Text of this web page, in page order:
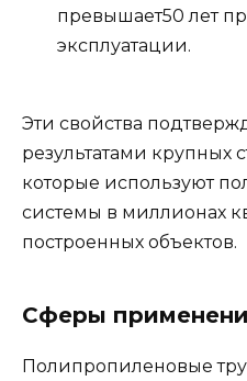
превышает50 лет
эксплуатации.
Эти свойства
результатами крупных
которые используют
системы в миллионах
построенных объектов.
Сферы
Полипропиленовые